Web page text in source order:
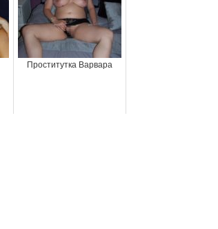
Проститутка Варвара